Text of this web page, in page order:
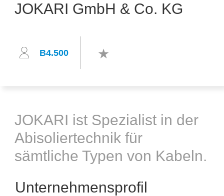
JOKARI GmbH & Co. KG
B4.500
JOKARI ist Spezialist in der
Abisoliertechnik für
sämtliche Typen von Kabeln.
Unternehmensprofil